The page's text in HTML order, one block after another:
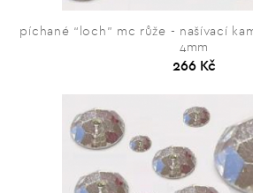
píchané “loch” mc růže - našívací
4mm
266 Kč